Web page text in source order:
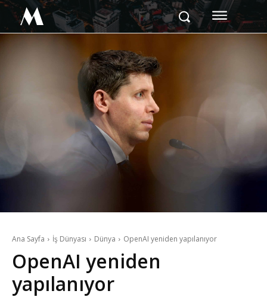
M
Ana Sayfa İş Dünyası Dünya OpenAI yeniden yapılanıyor
OpenAI yeniden
yapılanıyor